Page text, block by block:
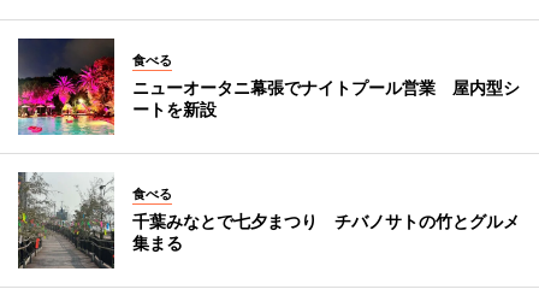
食べる
ニューオータニ幕張でナイトプール営業 屋内型シ
ートを新設
食べる
千葉みなとで七夕まつり チバノサトの竹とグルメ
集まる